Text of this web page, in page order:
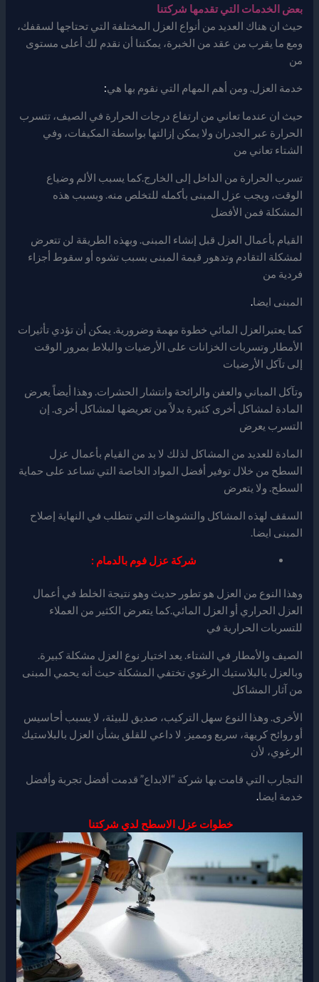
بعض الخدمات التي تقدمها شركتنا
حيث ان هناك العديد من أنواع العزل المختلفة التي تحتاجها لسقفك،
ومع ما يقرب من عقد من الخبرة، يمكننا أن نقدم لك أعلى مستوى
من
خدمة العزل. ومن أهم المهام التي نقوم بها هي:
حيث ان عندما تعاني من ارتفاع درجات الحرارة في الصيف، تتسرب
الحرارة عبر الجدران ولا يمكن إزالتها بواسطة المكيفات، وفي
الشتاء تعاني من
تسرب الحرارة من الداخل إلى الخارج.كما يسبب الألم وضياع
الوقت، ويجب عزل المبنى بأكمله للتخلص منه. وبسبب هذه
المشكلة فمن الأفضل
القيام بأعمال العزل قبل إنشاء المبنى. وبهذه الطريقة لن تتعرض
لمشكلة التقادم وتدهور قيمة المبنى بسبب تشوه أو سقوط أجزاء
فردية من
المبنى ايضا.
كما يعتبرالعزل المائي خطوة مهمة وضرورية. يمكن أن تؤدي تأثيرات
الأمطار وتسربات الخزانات على الأرضيات والبلاط بمرور الوقت
إلى تآكل الأرضيات
وتآكل المباني والعفن والرائحة وانتشار الحشرات. وهذا أيضاً يعرض
المادة لمشاكل أخرى كثيرة بدلاً من تعريضها لمشاكل أخرى. إن
التسرب يعرض
المادة للعديد من المشاكل لذلك لا بد من القيام بأعمال عزل
السطح من خلال توفير أفضل المواد الخاصة التي تساعد على حماية
السطح. ولا يتعرض
السقف لهذه المشاكل والتشوهات التي تتطلب في النهاية إصلاح
المبنى ايضا.
شركة عزل فوم بالدمام :
وهذا النوع من العزل هو تطور حديث وهو نتيجة الخلط في أعمال
العزل الحراري أو العزل المائي.كما يتعرض الكثير من العملاء
للتسربات الحرارية في
الصيف والأمطار في الشتاء. يعد اختيار نوع العزل مشكلة كبيرة.
وبالعزل بالبلاستيك الرغوي تختفي المشكلة حيث أنه يحمي المبنى
من آثار المشاكل
الأخرى. وهذا النوع سهل التركيب، صديق للبيئة، لا يسبب أحاسيس
أو روائح كريهة، سريع ومميز. لا داعي للقلق بشأن العزل بالبلاستيك
الرغوي، لأن
التجارب التي قامت بها شركة “الابداع” قدمت أفضل تجربة وأفضل
خدمة ايضا.
خطوات عزل الاسطح لدي شركتنا